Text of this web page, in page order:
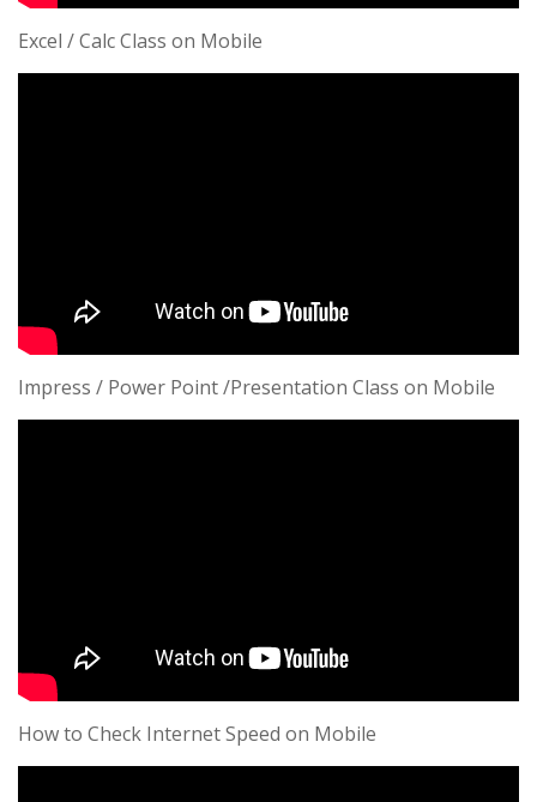
Excel / Calc Class on Mobile
Impress / Power Point /Presentation Class on Mobile
How to Check Internet Speed on Mobile